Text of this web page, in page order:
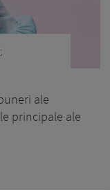
ale
principale ale